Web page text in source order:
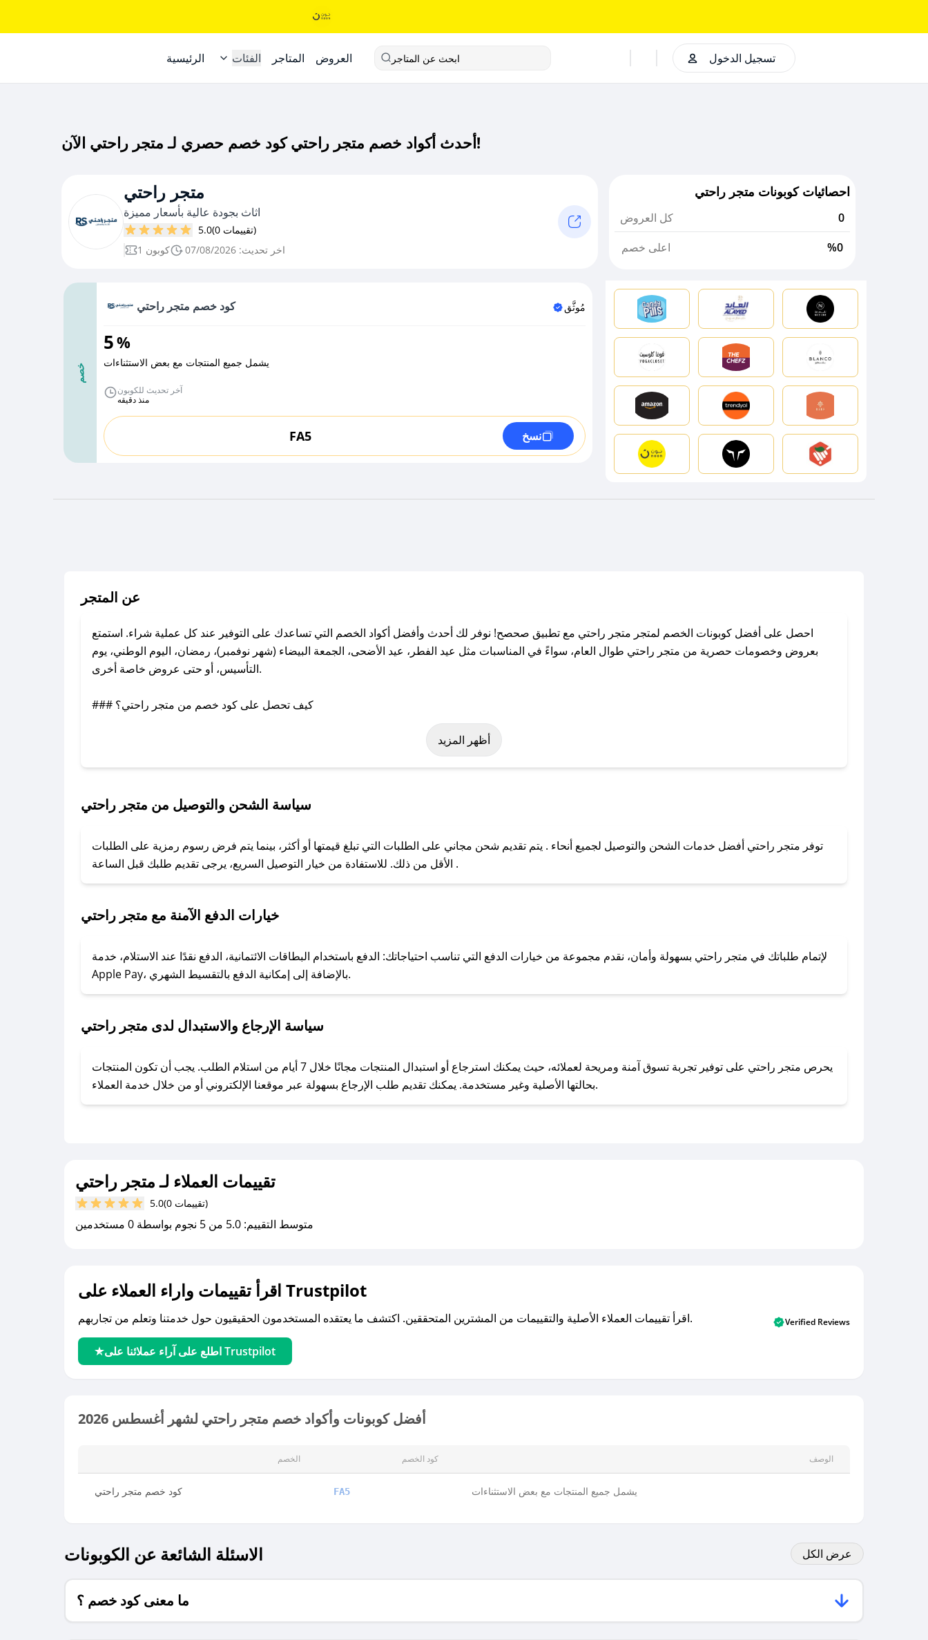
الرئيسية الفئات المتاجر العروض ابحث عن المتاجر تسجيل الدخول
أحدث أكواد خصم متجر راحتي كود خصم حصري لـ متجر راحتي الآن!
متجر راحتي
اثاث بجودة عالية بأسعار مميزة
5.0
(0 تقييمات)
1 كوبون
اخر تحديث: 07/08/2026
احصائيات كوبونات متجر راحتي
كل العروض
0
اعلى خصم
%0
خصم
كود خصم متجر راحتي مُوثَّق
5%
يشمل جميع المنتجات مع بعض الاستثناءات
آخر تحديث للكوبون
منذ دقيقه
FA5 نسخ
عن المتجر
احصل على أفضل كوبونات الخصم لمتجر متجر راحتي مع تطبيق صحصح! نوفر لك أحدث وأفضل أكواد الخصم التي تساعدك على التوفير عند كل عملية شراء. استمتع
بعروض وخصومات حصرية من متجر راحتي طوال العام، سواءً في المناسبات مثل عيد الفطر، عيد الأضحى، الجمعة البيضاء (شهر نوفمبر)، رمضان، اليوم الوطني، يوم
التأسيس، أو حتى عروض خاصة أخرى.
### كيف تحصل على كود خصم من متجر راحتي؟
باستخدام تطبيق صحصح، يمكنك العثور بسهولة على كود خصم متجر راحتي. وفي حال عدم توفر الكوبون، تواصل معنا عبر تويتر أو البريد الإلكتروني لإضافته بسرعة.
لا تقلق! يمكنك التواصل مع فريق دعم صحصح عبر الرسائل الخاصة على تويتر أو البريد الإلكتروني، وسنقوم بحل المشكلة في أسرع وقت ممكن.
### ماذا أفعل إذا لم أجد كود خصم لمتجري المفضل؟
للحصول على كوبونات وخصومات حصرية، قم بما يلي:
- اضغط على أيقونة متابعة لمتجر متجر راحتي في تطبيق صحصح.
- تابع حسابنا الرسمي على تويتر وقم بتفعيل زر التنبيهات.
أظهر المزيد
سياسة الشحن والتوصيل من متجر راحتي
توفر متجر راحتي أفضل خدمات الشحن والتوصيل لجميع أنحاء . يتم تقديم شحن مجاني على الطلبات التي تبلغ قيمتها أو أكثر، بينما يتم فرض رسوم رمزية على الطلبات
الأقل من ذلك. للاستفادة من خيار التوصيل السريع، يرجى تقديم طلبك قبل الساعة .
خيارات الدفع الآمنة مع متجر راحتي
لإتمام طلباتك في متجر راحتي بسهولة وأمان، نقدم مجموعة من خيارات الدفع التي تناسب احتياجاتك: الدفع باستخدام البطاقات الائتمانية، الدفع نقدًا عند الاستلام، خدمة
Apple Pay، بالإضافة إلى إمكانية الدفع بالتقسيط الشهري.
سياسة الإرجاع والاستبدال لدى متجر راحتي
يحرص متجر راحتي على توفير تجربة تسوق آمنة ومريحة لعملائه، حيث يمكنك استرجاع أو استبدال المنتجات مجانًا خلال 7 أيام من استلام الطلب. يجب أن تكون المنتجات
بحالتها الأصلية وغير مستخدمة. يمكنك تقديم طلب الإرجاع بسهولة عبر موقعنا الإلكتروني أو من خلال خدمة العملاء.
تقييمات العملاء لـ متجر راحتي
5.0 (0 تقييمات)
متوسط التقييم: 5.0 من 5 نجوم بواسطة 0 مستخدمين
اقرأ تقييمات واراء العملاء على Trustpilot
اقرأ تقييمات العملاء الأصلية والتقييمات من المشترين المتحققين. اكتشف ما يعتقده المستخدمون الحقيقيون حول خدمتنا وتعلم من تجاربهم.
اطلع على آراء عملائنا على Trustpilot
Verified Reviews
أفضل كوبونات وأكواد خصم متجر راحتي لشهر أغسطس 2026
الخصم كود الخصم الوصف
كود خصم متجر راحتي FA5 يشمل جميع المنتجات مع بعض الاستثناءات
الاسئلة الشائعة عن الكوبونات عرض الكل
ما معنى كود خصم ؟